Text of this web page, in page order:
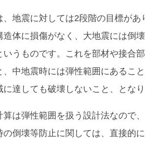
、地震に対しては2段階の目標があ
造体に損傷がなく、大地震には倒
いうものです。これを部材や接合
、中地震時には弾性範囲にあるこ
に達しても破壊しないこと、とな
算は弾性範囲を扱う設計法なので
の倒壊等防止に関しては、直接的